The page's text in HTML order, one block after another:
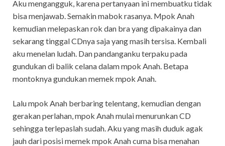
Aku mengangguk, karena pertanyaan ini membuatku tidak
bisa menjawab. Semakin mabok rasanya. Mpok Anah
kemudian melepaskan rok dan bra yang dipakainya dan
sekarang tinggal CDnya saja yang masih tersisa. Kembali
aku menelan ludah. Dan pandanganku terpaku pada
gundukan di balik celana dalam mpok Anah. Betapa
montoknya gundukan memek mpok Anah.
Lalu mpok Anah berbaring telentang, kemudian dengan
gerakan perlahan, mpok Anah mulai menurunkan CD
sehingga terlepaslah sudah. Aku yang masih duduk agak
jauh dari posisi memek mpok Anah cuma bisa menahan